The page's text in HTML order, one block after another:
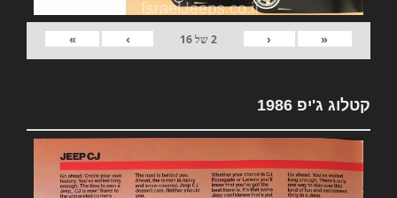
«
‹
2של16
›
»
קטלוג ג'יפ 1986